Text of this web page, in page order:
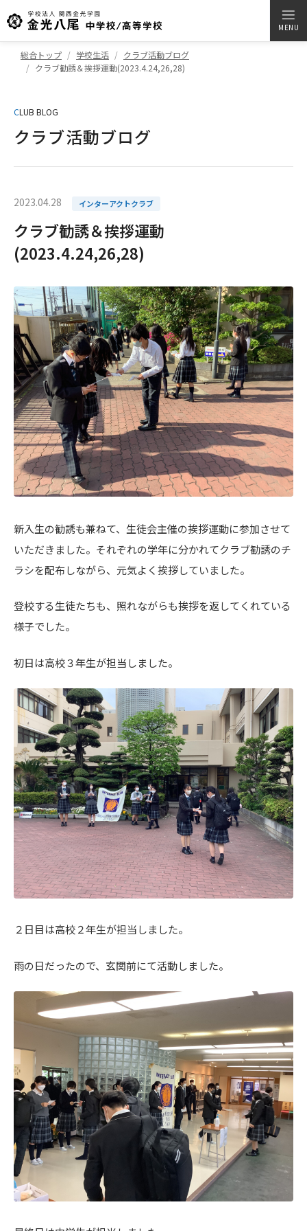
MENU
総合トップ 学校生活
クラブ活動ブログ
クラブ勧誘＆挨拶運動(2023.4.24,26,28)
CLUB BLOG
クラブ活動ブログ
2023.04.28 インターアクトクラブ
クラブ勧誘＆挨拶運動
(2023.4.24,26,28)
新入生の勧誘も兼ねて、生徒会主催の挨拶運動に参加させて
いただきました。それぞれの学年に分かれてクラブ勧誘のチ
ラシを配布しながら、元気よく挨拶していました。
登校する生徒たちも、照れながらも挨拶を返してくれている
様子でした。
初日は高校３年生が担当しました。
２日目は高校２年生が担当しました。
雨の日だったので、玄関前にて活動しました。